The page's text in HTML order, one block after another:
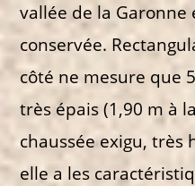
vallée de la
conservée.
côté ne mesure que
très épais (1,90 m à
chaussée exigu, très
elle a les